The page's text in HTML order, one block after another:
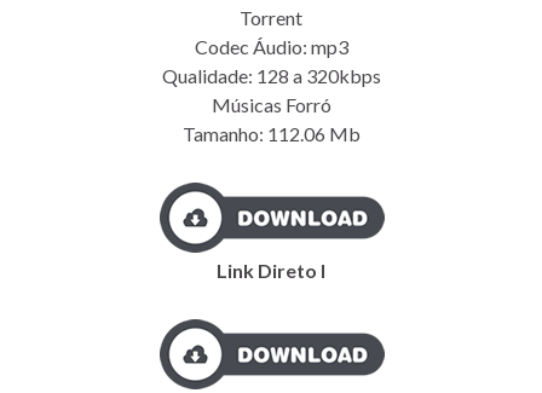
Torrent
Codec Áudio: mp3
Qualidade: 128 a 320kbps
Músicas Forró
Tamanho: 112.06 Mb
Link Direto I